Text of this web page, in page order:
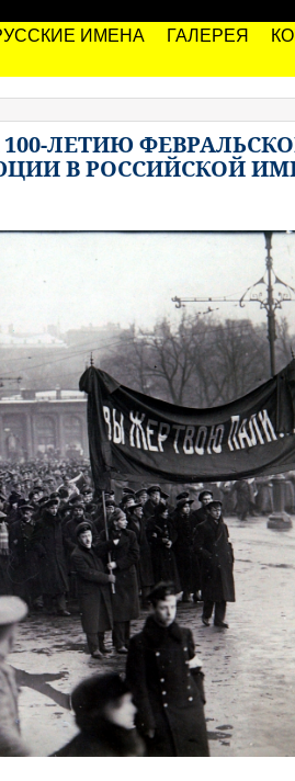
ИМЕНА ГАЛЕРЕЯ
ЛЕТИЮ
В РОССИЙСКОЙ